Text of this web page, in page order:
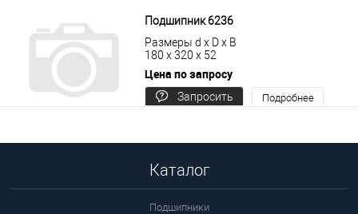
Подшипник 6236
Размеры d x D x B
180 x 320 x 52
Цена по запросу
Запросить
Подробнее
Каталог
Подшипники